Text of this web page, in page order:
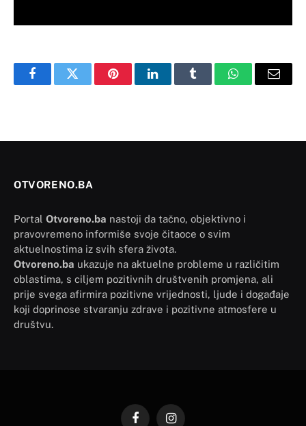
FacebookTwitter PinterestLinkedInTumblr WhatsAppEmail
OTVORENO.BA
Portal Otvoreno.ba nastoji da tačno, objektivno i
pravovremeno informiše svoje čitaoce o svim
aktuelnostima iz svih sfera života.
Otvoreno.ba ukazuje na aktuelne probleme u različitim
oblastima, s ciljem pozitivnih društvenih promjena, ali
prije svega afirmira pozitivne vrijednosti, ljude i događaje
koji doprinose stvaranju zdrave i pozitivne atmosfere u
društvu.